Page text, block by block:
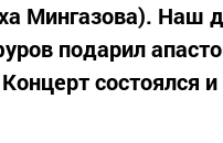
Мингазова). Наш
подарил
состоялся